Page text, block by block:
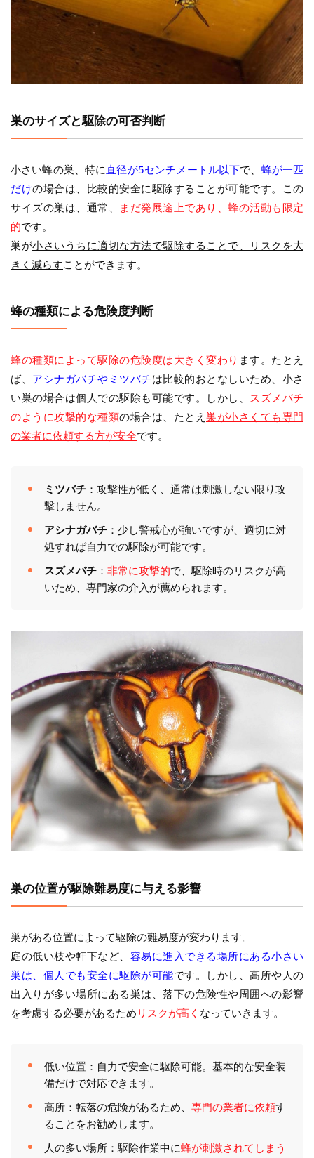
巣のサイズと駆除の可否判断
小さい蜂の巣、特に直径が5センチメートル以下で、 蜂が一匹
だけの場合は、比較的安全に駆除することが可能です。この
サイズの巣は、通常、
まだ発展途上であり、蜂の活動も限定
的です。
巣が小さいうちに適切な方法で駆除することで、リスクを大
きく減らすことができます。
蜂の種類による危険度判断
蜂の種類によって駆除の危険度は大きく変わり ます。たとえ
ば、 アシナガバチやミツバチは比較的おとなしいため、小さ
い巣の場合は個人での駆除も可能です。しかし、 スズメバチ
のように攻撃的な種類の場合は、たとえ 巣が小さくても専門
の業者に依頼する方が安全です。
ミツバチ：攻撃性が低く、通常は刺激しない限り攻
撃しません。
アシナガバチ：少し警戒心が強いですが、適切に対
処すれば自力での駆除が可能です。
スズメバチ： 非常に攻撃的で、駆除時のリスクが高
いため、専門家の介入が薦められます。
巣の位置が駆除難易度に与える影響
巣がある位置によって駆除の難易度が変わります。
庭の低い枝や軒下など、 容易に進入できる場所にある小さい
巣は、個人でも安全に駆除が可能です。しかし、 高所や人の
出入りが多い場所にある巣は、落下の危険性や周囲への影響
を考慮する必要があるため リスクが高く なっていきます。
低い位置：自力で安全に駆除可能。基本的な安全装
備だけで対応できます。
高所：転落の危険があるため、 専門の業者に依頼す
ることをお勧めします。
人の多い場所：駆除作業中に蜂が刺激されてしまう